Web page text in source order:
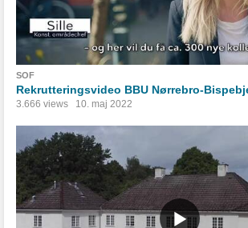
SOF
Rekrutteringsvideo BBU Nørrebro-
3.666 views 10. maj 2022